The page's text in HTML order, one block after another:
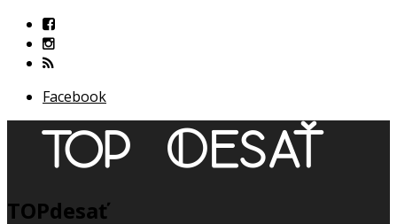
Facebook
TOPdesať